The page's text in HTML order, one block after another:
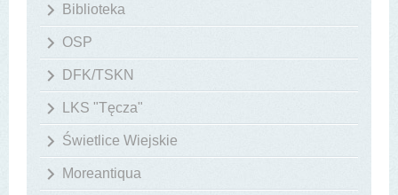
Biblioteka
OSP
DFK/TSKN
LKS "Tęcza"
Świetlice Wiejskie
Moreantiqua